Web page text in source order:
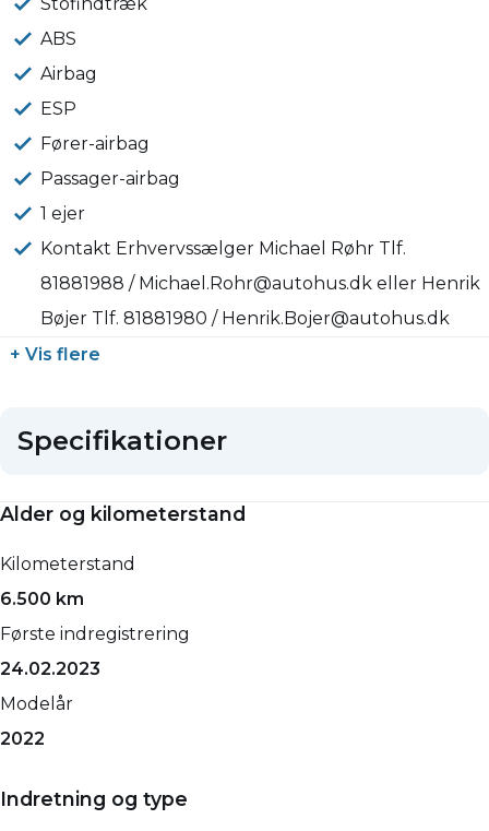
ABS
Airbag
ESP
Fører-airbag
Passager-airbag
1 ejer
Kontakt Erhvervssælger Michael Røhr Tlf.
81881988 / Michael.Rohr@autohus.dk eller Henrik
Bøjer Tlf. 81881980 / Henrik.Bojer@autohus.dk
+ Vis flere
Specifikationer
Alder og kilometerstand
Kilometerstand
6.500 km
Første indregistrering
24.02.2023
Modelår
2022
Indretning og type